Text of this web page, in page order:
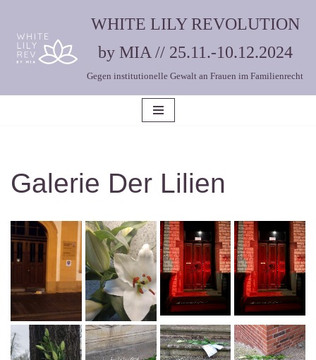
Zum
Inhalt
WHITE LILY REVOLUTION
by MIA // 25.11.-10.12.2024
Gegen institutionelle Gewalt an Frauen im Familienrecht
Galerie Der Lilien